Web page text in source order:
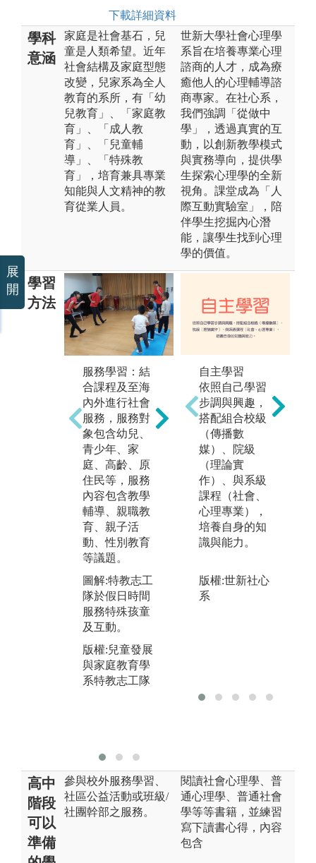
下載詳細資料
學科
意涵
家庭是社會基石，兒
童是人類希望。近年
社會結構及家庭型態
改變，兒家系為全人
教育的系所，有「幼
兒教育」、「家庭教
育」、「成人教
育」、「兒童輔
導」、「特殊教
育」，培育兼具專業
知能與人文精神的教
育從業人員。
世新大學社會心理學
系旨在培養專業心理
諮商的人才，成為療
癒他人的心理輔導諮
商專家。在社心系，
我們強調「從做中
學」，透過真實的互
動，以創新教學模式
與實務導向，提供學
生探索心理學的全新
視角。課堂成為「人
際互動實驗室」，陪
伴學生挖掘內心潛
能，讓學生找到心理
學的價值。
學習
方法
服務學習：結
合課程及至海
內外進行社會
服務，服務對
象包含幼兒、
青少年、家
庭、高齡、原
住民等，服務
內容包含教學
輔導、親職教
育、親子活
動、性別教育
等議題。
圖解:特教志工
隊於假日時間
服務特殊孩童
及互動。
版權:兒童發展
與家庭教育學
系特教志工隊
「兒童劇」是
本系最具代表
性，其劇團名
為「Yabi芽比
兒童劇團」，
班上每位同學
成為重要之角
色，從零開始
一點一滴成為
演員、製作衣
服道具等，最
後完成一齣每
童期待的兒童
劇。
與家庭教育學
自主學習
依照自己學習
步調與興趣，
搭配組合校級
（傳播數
媒）、院級
（理論實
作）、與系級
課程（社會、
心理專業），
培養自身的知
識與能力。
版權:世新社心
系
高中
階段
可以
準備
參與校外服務學習、
社區公益活動或班級/
社團幹部之服務。
閱讀社會心理學、普
通心理學、普通社會
學等等書籍，並練習
寫下讀書心得，內容
包含
展
開